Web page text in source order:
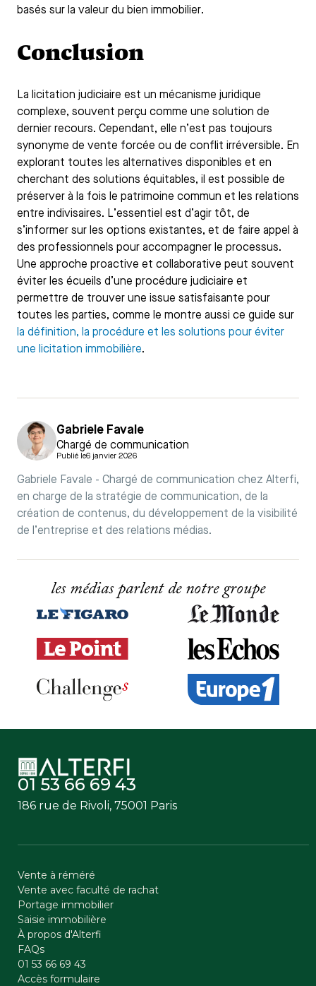
basés sur la valeur du bien immobilier.
Conclusion
La licitation judiciaire est un mécanisme juridique
complexe, souvent perçu comme une solution de
dernier recours. Cependant, elle n’est pas toujours
synonyme de vente forcée ou de conflit irréversible. En
explorant toutes les alternatives disponibles et en
cherchant des solutions équitables, il est possible de
préserver à la fois le patrimoine commun et les relations
entre indivisaires. L’essentiel est d’agir tôt, de
s’informer sur les options existantes, et de faire appel à
des professionnels pour accompagner le processus.
Une approche proactive et collaborative peut souvent
éviter les écueils d’une procédure judiciaire et
permettre de trouver une issue satisfaisante pour
toutes les parties, comme le montre aussi ce guide sur
la définition, la procédure et les solutions pour éviter
une licitation immobilière.
Gabriele Favale
Chargé de communication
Publié le6 janvier 2026
Gabriele Favale - Chargé de communication chez Alterfi,
en charge de la stratégie de communication, de la
création de contenus, du développement de la visibilité
de l’entreprise et des relations médias.
les médias parlent de notre groupe
01 53 66 69 43
186 rue de Rivoli, 75001 Paris
Vente à réméré
Vente avec faculté de rachat
Portage immobilier
Saisie immobilière
À propos d'Alterfi
FAQs
01 53 66 69 43
Accès formulaire